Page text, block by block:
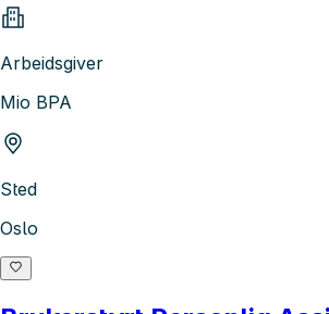
Arbeidsgiver
Mio BPA
Sted
Oslo